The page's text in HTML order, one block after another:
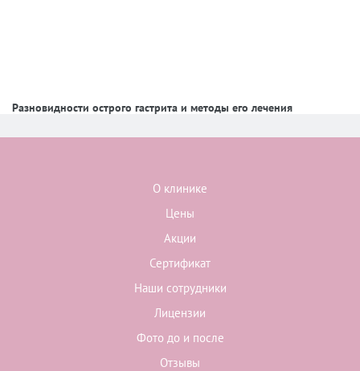
Разновидности острого гастрита и методы его лечения
О клинике
Цены
Акции
Сертификат
Наши сотрудники
Лицензии
Фото до и после
Отзывы